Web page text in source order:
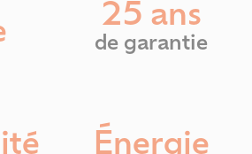
25 ans
de garantie
Énergie